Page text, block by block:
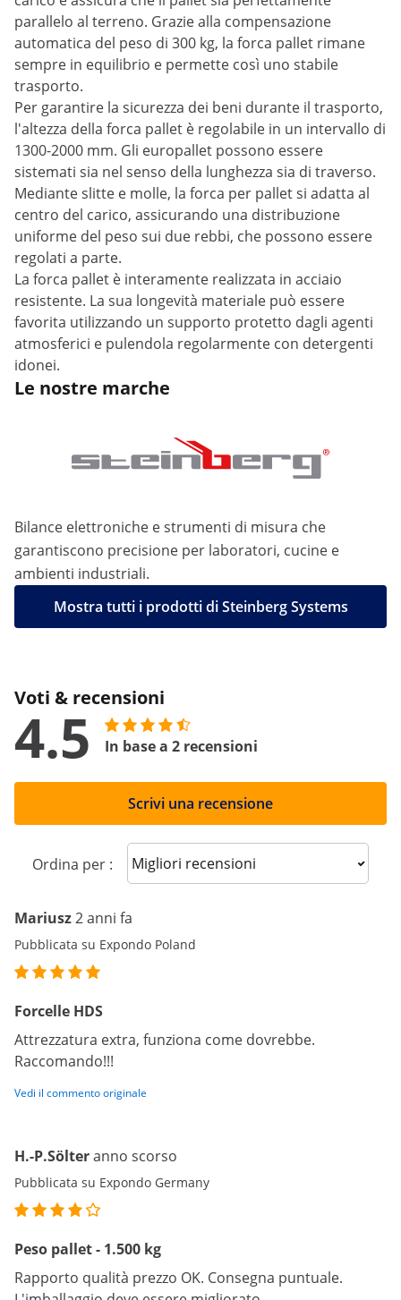
parallelo al terreno. Grazie alla compensazione
automatica del peso di 300 kg, la forca pallet rimane
sempre in equilibrio e permette così uno stabile
trasporto.
Per garantire la sicurezza dei beni durante il trasporto,
l'altezza della forca pallet è regolabile in un intervallo di
1300-2000 mm. Gli europallet possono essere
sistemati sia nel senso della lunghezza sia di traverso.
Mediante slitte e molle, la forca per pallet si adatta al
centro del carico, assicurando una distribuzione
uniforme del peso sui due rebbi, che possono essere
regolati a parte.
La forca pallet è interamente realizzata in acciaio
resistente. La sua longevità materiale può essere
favorita utilizzando un supporto protetto dagli agenti
atmosferici e pulendola regolarmente con detergenti
idonei.
Le nostre marche
Bilance elettroniche e strumenti di misura che
garantiscono precisione per laboratori, cucine e
ambienti industriali.
Mostra tutti i prodotti di Steinberg Systems
Voti & recensioni
4.5 In base a 2 recensioni
Scrivi una recensione
Ordina per : Sort reviews
Mariusz2 anni fa
Pubblicata su Expondo Poland
Forcelle HDS
Attrezzatura extra, funziona come dovrebbe.
Raccomando!!!
Vedi il commento originale
H.-P.Sölteranno scorso
Pubblicata su Expondo Germany
Peso pallet - 1.500 kg
Rapporto qualità prezzo OK. Consegna puntuale.